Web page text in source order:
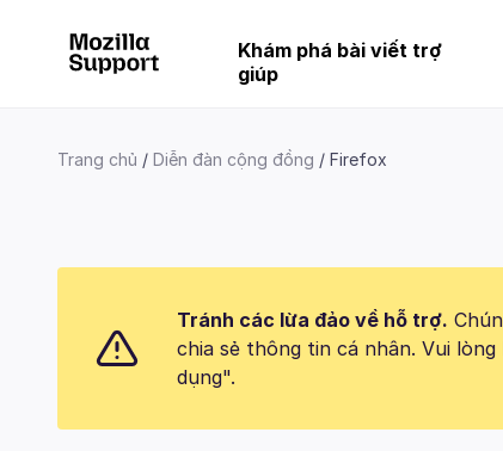
Khám phá bài viết trợ
giúp
Trang chủ Diễn đàn cộng đồng Firefox
Tránh các lừa đảo về hỗ trợ.
chia sẻ thông tin cá nhân. Vui
dụng".